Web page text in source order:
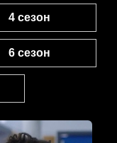
4 сезон
6 сезон